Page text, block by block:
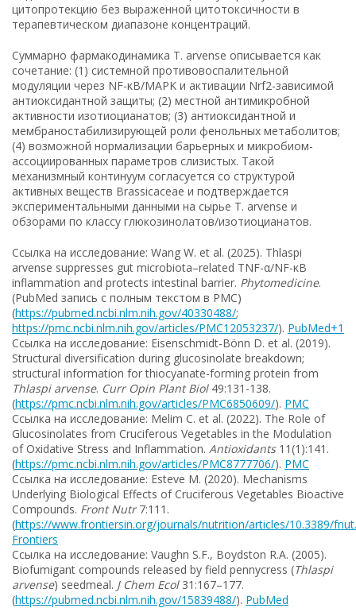
цитопротекцию без выраженной цитотоксичности в
терапевтическом диапазоне концентраций.
Суммарно фармакодинамика T. arvense описывается как
сочетание: (1) системной противовоспалительной
модуляции через NF-κB/MAPK и активации Nrf2-зависимой
антиоксидантной защиты; (2) местной антимикробной
активности изотиоцианатов; (3) антиоксидантной и
мембраностабилизирующей роли фенольных метаболитов;
(4) возможной нормализации барьерных и микробиом-
ассоциированных параметров слизистых. Такой
механизмный континуум согласуется со структурой
активных веществ Brassicaceae и подтверждается
экспериментальными данными на сырье T. arvense и
обзорами по классу глюкозинолатов/изотиоцианатов.
Ссылка на исследование: Wang W. et al. (2025). Thlaspi
arvense suppresses gut microbiota–related TNF-α/NF-κB
inflammation and protects intestinal barrier. Phytomedicine.
(PubMed запись с полным текстом в PMC)
(https://pubmed.ncbi.nlm.nih.gov/40330488/;
https://pmc.ncbi.nlm.nih.gov/articles/PMC12053237/). PubMed+1
Ссылка на исследование: Eisenschmidt-Bönn D. et al. (2019).
Structural diversification during glucosinolate breakdown;
structural information for thiocyanate-forming protein from
Thlaspi arvense. Curr Opin Plant Biol49:131-138.
(https://pmc.ncbi.nlm.nih.gov/articles/PMC6850609/). PMC
Ссылка на исследование: Melim C. et al. (2022). The Role of
Glucosinolates from Cruciferous Vegetables in the Modulation
of Oxidative Stress and Inflammation. Antioxidants11(1):141.
(https://pmc.ncbi.nlm.nih.gov/articles/PMC8777706/). PMC
Ссылка на исследование: Esteve M. (2020). Mechanisms
Underlying Biological Effects of Cruciferous Vegetables Bioactive
Compounds. Front Nutr7:111.
(https://www.frontiersin.org/journals/nutrition/articles/10.3389/
Frontiers
Ссылка на исследование: Vaughn S.F., Boydston R.A. (2005).
Biofumigant compounds released by field pennycress (Thlaspi
arvense) seedmeal. J Chem Ecol31:167–177.
(https://pubmed.ncbi.nlm.nih.gov/15839488/). PubMed